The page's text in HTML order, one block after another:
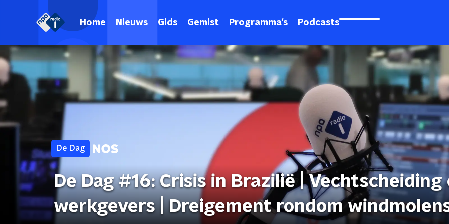
Home Nieuws Gids Gemist Programma's Podcasts
De Dag
De Dag #16: Crisis in Brazilië | Vechtscheiding
werkgevers | Dreigement rondom